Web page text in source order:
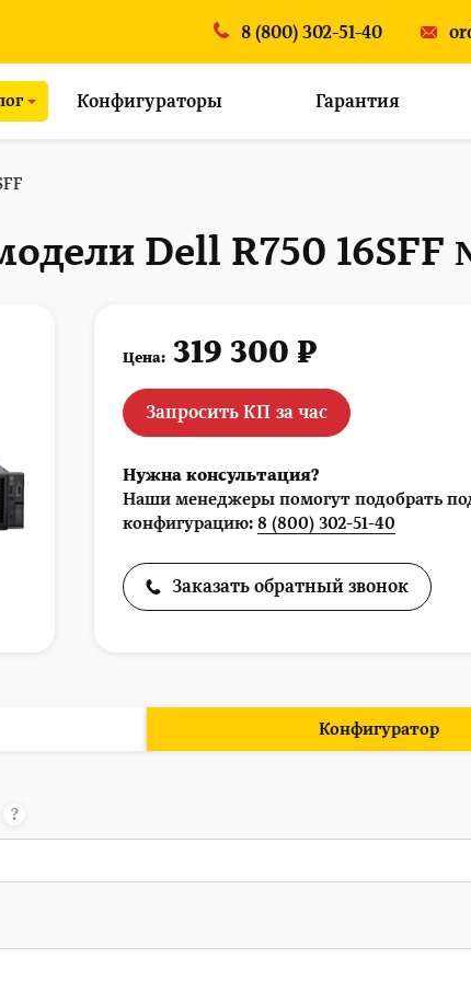
8 (800) 302-51-40
Конфигураторы Гарантия
Dell R750 16SFF
Цена: 319 300 ₽
Запросить КП за час
Нужна консультация?
Наши менеджеры помогут подобрать
конфигурацию: 8 (800) 302-51-40
Заказать обратный звонок
Конфигуратор
?